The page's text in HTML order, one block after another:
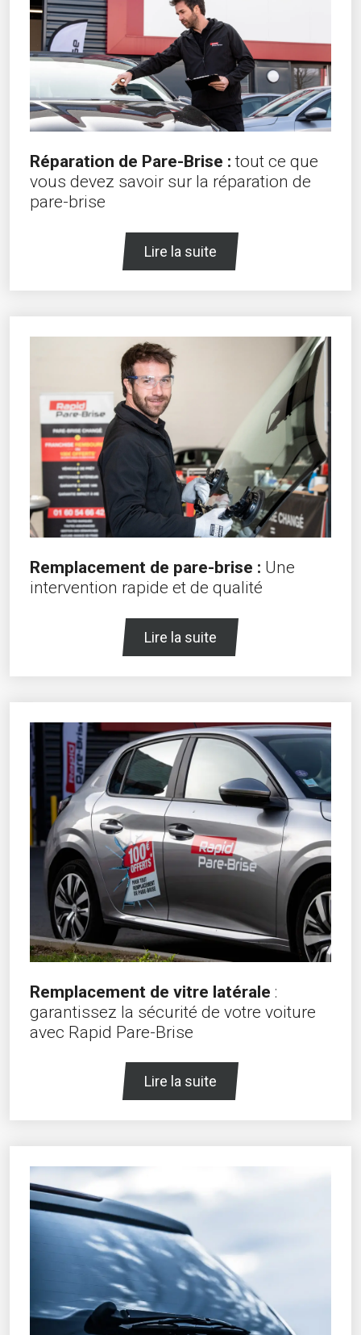
Réparation de Pare-Brise : tout ce que
vous devez savoir sur la réparation de
pare-brise
Lire la suite
Remplacement de pare-brise : Une
intervention rapide et de qualité
Lire la suite
Remplacement de vitre latérale :
garantissez la sécurité de votre voiture
avec Rapid Pare-Brise
Lire la suite